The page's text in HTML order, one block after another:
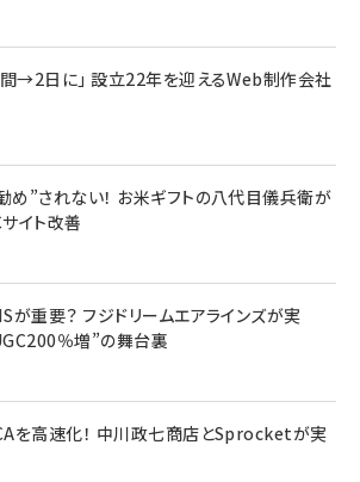
間→2日に」 設立22年を迎えるWeb制作会社
”されない！ お米ギフトの八代目儀兵衛が
イト改善
が重要？ フジドリームエアラインズが実
％増”の舞台裏
を高速化！ 中川政七商店とSprocketが実